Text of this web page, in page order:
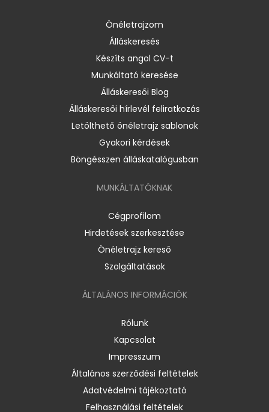
Önéletrajzom
Álláskeresés
Készíts angol CV-t
Munkáltató keresése
Álláskeresői Blog
Álláskeresői hírlevél feliratkozás
Letölthető önéletrajz sablonok
Gyakori kérdések
Böngésszen álláskatalógusban
MUNKÁLTATÓKNAK
Cégprofilom
Hirdetések szerkesztése
Önéletrajz kereső
Szolgáltatások
ÁLTALÁNOS INFORMÁCIÓK
Rólunk
Kapcsolat
Impresszum
Általános szerződési feltételek
Adatvédelmi tájékoztató
Felhasználási feltételek